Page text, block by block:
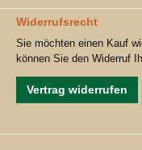
Widerrufsrecht
Sie möchten einen Kauf
können Sie den Widerruf
Vertrag widerrufen